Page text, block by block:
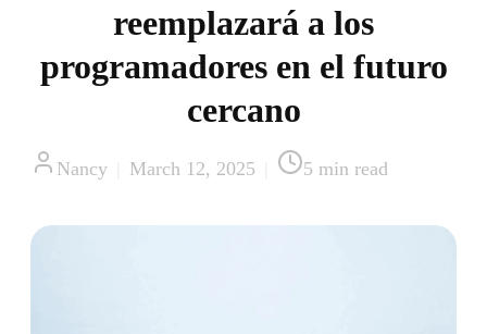
reemplazará a los
programadores en el futuro
cercano
Nancy March 12, 2025 5 min read